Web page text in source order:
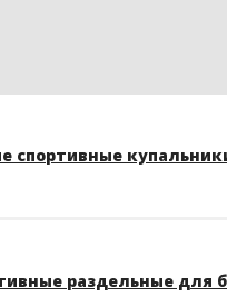
спортивные
раздельные для